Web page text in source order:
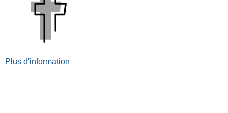
Plus d'information